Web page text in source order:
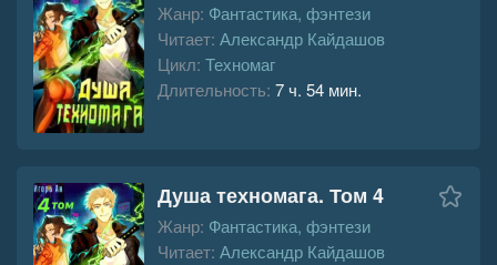
Жанр: Фантастика, фэнтези
Читает: Александр Кайдашов
Цикл: Техномаг
Длительность: 7 ч. 54 мин.
Душа техномага. Том 4
Жанр: Фантастика, фэнтези
Читает: Александр Кайдашов